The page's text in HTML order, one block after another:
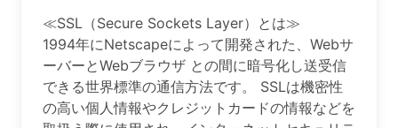
≪SSL（Secure Sockets Layer）とは≫
1994年にNetscapeによって開発された、Webサ
ーバーとWebブラウザ との間に暗号化し送受信
できる世界標準の通信方法です。 SSLは機密性
の高い個人情報やクレジットカードの情報などを